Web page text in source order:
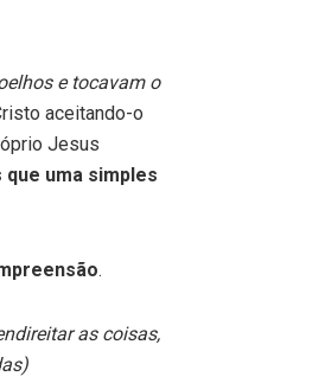
e tocavam o
aceitando-o
Jesus
uma simples
.
as coisas,